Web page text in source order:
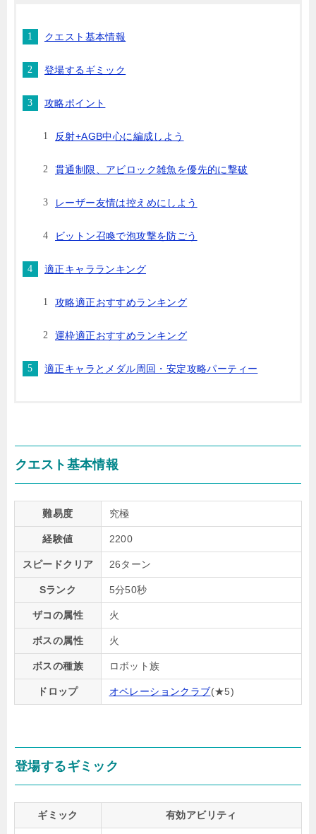
クエスト基本情報
登場するギミック
攻略ポイント
反射+AGB中心に編成しよう
貫通制限、アビロック雑魚を優先的に撃破
レーザー友情は控えめにしよう
ビットン召喚で泡攻撃を防ごう
適正キャラランキング
攻略適正おすすめランキング
運枠適正おすすめランキング
適正キャラとメダル周回・安定攻略パーティー
クエスト基本情報
難易度 究極
経験値 2200
スピードクリア 26ターン
Sランク 5分50秒
ザコの属性 火
ボスの属性 火
ボスの種族 ロボット族
ドロップ オペレーションクラブ(★5)
登場するギミック
ギミック 有効アビリティ